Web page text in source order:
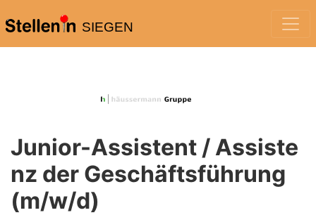
SIEGEN
Junior-Assistent / Assiste
nz der Geschäftsführung
(m/w/d)